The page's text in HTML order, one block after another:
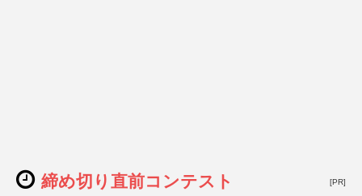
締め切り直前コンテスト [PR]